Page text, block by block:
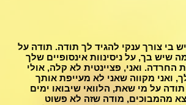
בי צורך ענקי להגיד לך תודה. תודה על
שיש בך, על ניסינוות אינסופיים שלך
החרדה. ואני, פציינטית לא קלה, אולי
ואני מקווה שאני לא מעייפת אותך
תודה על מי שאת, הלוואי שיבואו ימים
מהמבוכים, מודה שזה לא פשוט